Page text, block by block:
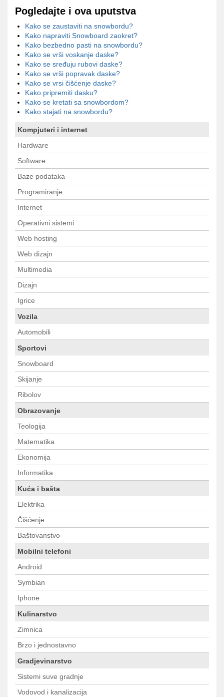
Pogledajte i ova uputstva
Kako se zaustaviti na snowbordu?
Kako napraviti Snowboard zaokret?
Kako bezbedno pasti na snowbordu?
Kako se vrši voskanje daske?
Kako se sređuju rubovi daske?
Kako se vrši popravak daske?
Kako se vrsi čišćenje daske?
Kako pripremiti dasku?
Kako se kretati sa snowbordom?
Kako stajati na snowbordu?
Kompjuteri i internet
Hardware
Software
Baze podataka
Programiranje
Internet
Operativni sistemi
Web hosting
Web dizajn
Multimedia
Dizajn
Igrice
Vozila
Automobili
Sportovi
Snowboard
Skijanje
Ribolov
Obrazovanje
Teologija
Matematika
Ekonomija
Informatika
Kuća i bašta
Elektrika
Čišćenje
Baštovanstvo
Mobilni telefoni
Android
Symbian
Iphone
Kulinarstvo
Zimnica
Brzo i jednostavno
Gradjevinarstvo
Sistemi suve gradnje
Vodovod i kanalizacija